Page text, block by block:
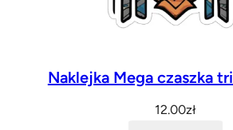
Naklejka Mega czaszka
12.00zł